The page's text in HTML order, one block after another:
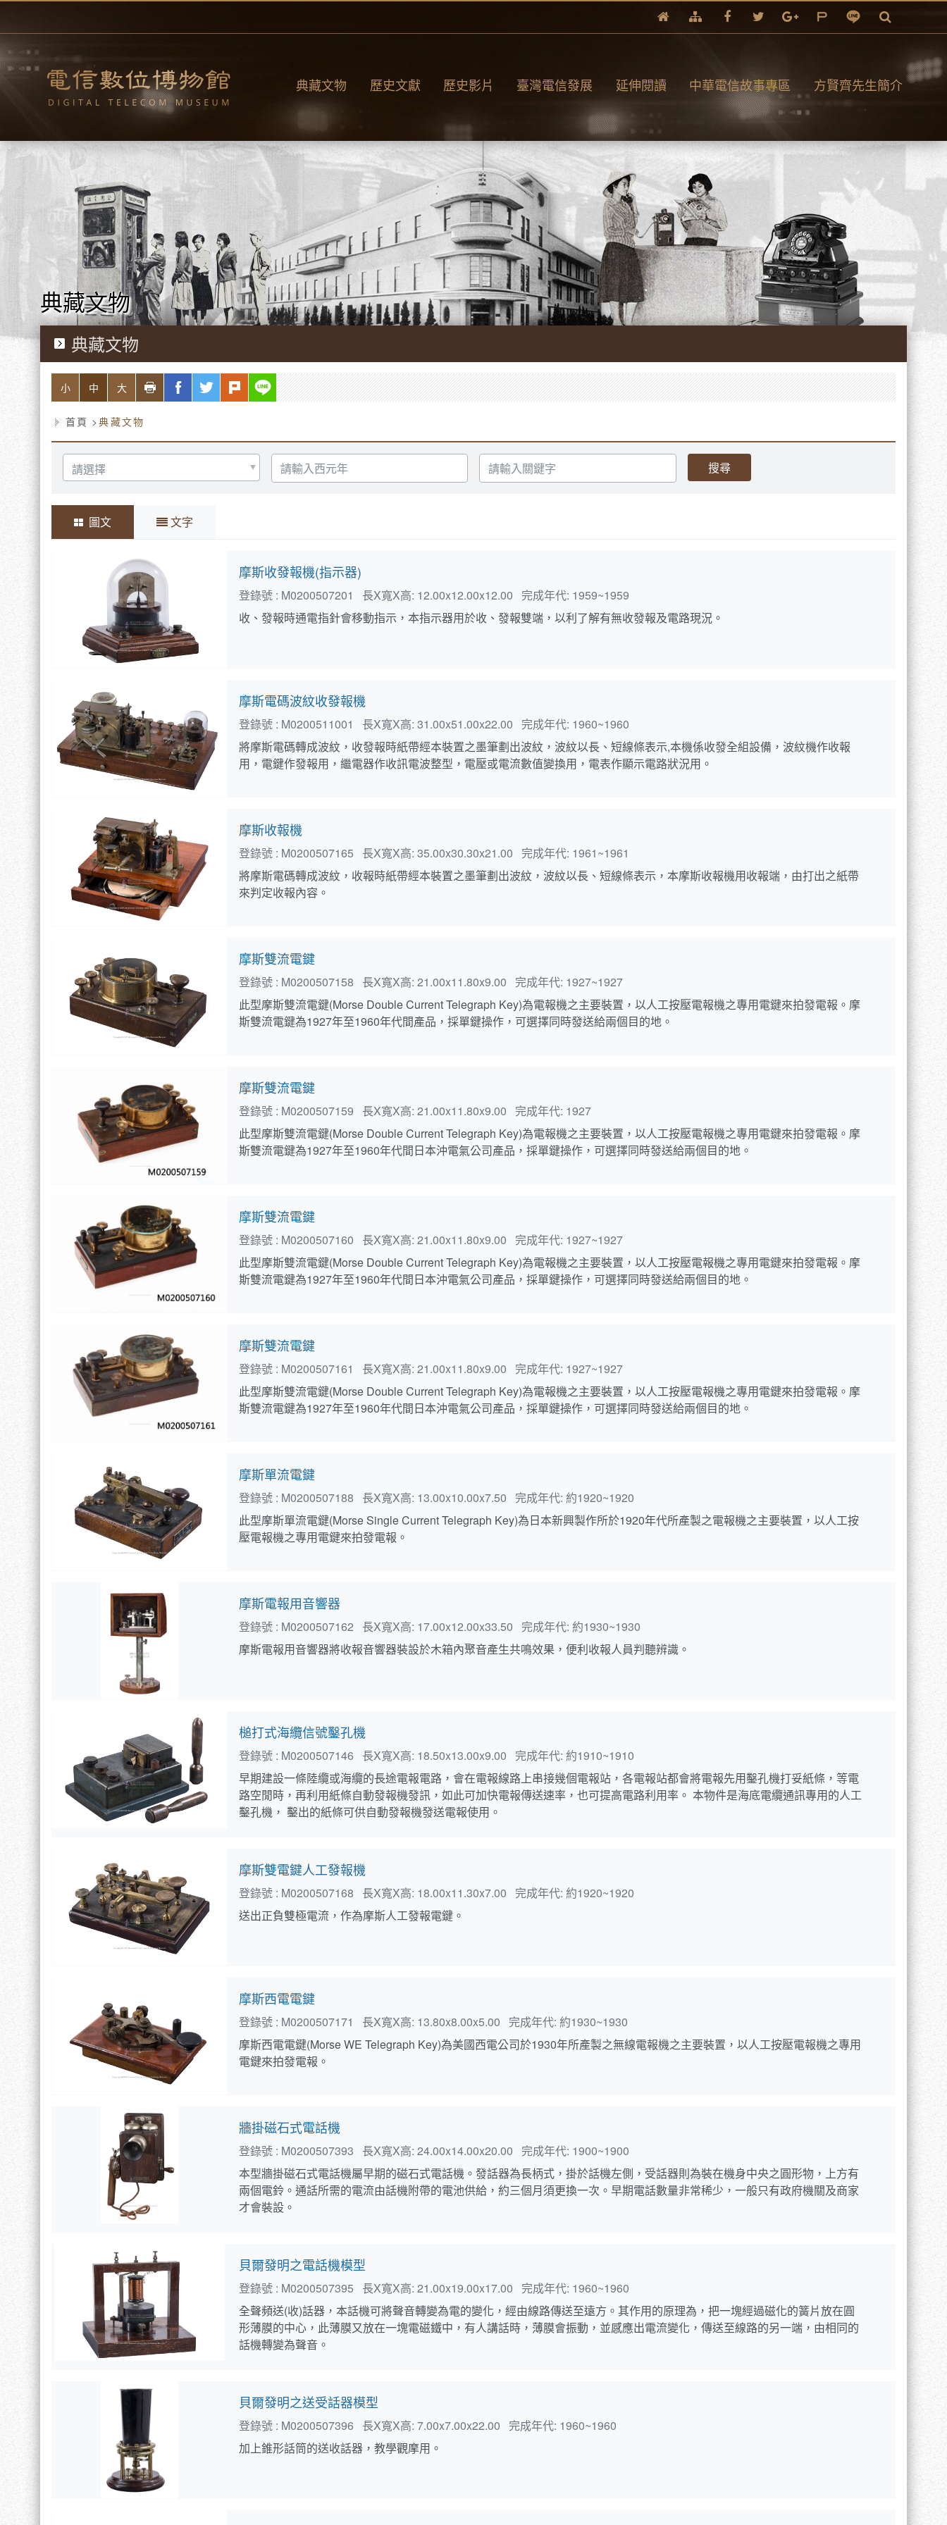
跳
要
內
容
典藏文物 歷史文獻 歷史影片 臺灣電信發展 延伸閱讀 中華電信故事專區 方賢齊先生簡介
典藏文物
典藏文物
略過字型切換，社群分享工具列
小 中 大 列印 facebook
twitter plurk line
首頁 典藏文物
選
擇
分
請
選
擇
請
輸
入
圖文 文字
摩斯收發報機(指示器)
登錄號 : M0200507201 長X寬X高: 12.00x12.00x12.00 完成年代: 1959~1959
收、發報時通電指針會移動指示，本指示器用於收、發報雙端，以利了解有無收發報及電路現況。
摩斯電碼波紋收發報機
登錄號 : M0200511001 長X寬X高: 31.00x51.00x22.00 完成年代: 1960~1960
將摩斯電碼轉成波紋，收發報時紙帶經本裝置之墨筆劃出波紋，波紋以長、短線條表示,本機係收發全組設備，波紋機作收報
用，電鍵作發報用，繼電器作收訊電波整型，電壓或電流數值變換用，電表作顯示電路狀況用。
摩斯收報機
登錄號 : M0200507165 長X寬X高: 35.00x30.30x21.00 完成年代: 1961~1961
將摩斯電碼轉成波紋，收報時紙帶經本裝置之墨筆劃出波紋，波紋以長、短線條表示，本摩斯收報機用收報端，由打出之紙帶
來判定收報內容。
摩斯雙流電鍵
登錄號 : M0200507158 長X寬X高: 21.00x11.80x9.00 完成年代: 1927~1927
此型摩斯雙流電鍵(Morse Double Current Telegraph Key)為電報機之主要裝置，以人工按壓電報機之專用電鍵來拍發電報。摩
斯雙流電鍵為1927年至1960年代間產品，採單鍵操作，可選擇同時發送給兩個目的地。
摩斯雙流電鍵
登錄號 : M0200507159 長X寬X高: 21.00x11.80x9.00 完成年代: 1927
此型摩斯雙流電鍵(Morse Double Current Telegraph Key)為電報機之主要裝置，以人工按壓電報機之專用電鍵來拍發電報。摩
斯雙流電鍵為1927年至1960年代間日本沖電氣公司產品，採單鍵操作，可選擇同時發送給兩個目的地。
摩斯雙流電鍵
登錄號 : M0200507160 長X寬X高: 21.00x11.80x9.00 完成年代: 1927~1927
此型摩斯雙流電鍵(Morse Double Current Telegraph Key)為電報機之主要裝置，以人工按壓電報機之專用電鍵來拍發電報。摩
斯雙流電鍵為1927年至1960年代間日本沖電氣公司產品，採單鍵操作，可選擇同時發送給兩個目的地。
摩斯雙流電鍵
登錄號 : M0200507161 長X寬X高: 21.00x11.80x9.00 完成年代: 1927~1927
此型摩斯雙流電鍵(Morse Double Current Telegraph Key)為電報機之主要裝置，以人工按壓電報機之專用電鍵來拍發電報。摩
斯雙流電鍵為1927年至1960年代間日本沖電氣公司產品，採單鍵操作，可選擇同時發送給兩個目的地。
摩斯單流電鍵
登錄號 : M0200507188 長X寬X高: 13.00x10.00x7.50 完成年代: 約1920~1920
此型摩斯單流電鍵(Morse Single Current Telegraph Key)為日本新興製作所於1920年代所產製之電報機之主要裝置，以人工按
壓電報機之專用電鍵來拍發電報。
摩斯電報用音響器
登錄號 : M0200507162 長X寬X高: 17.00x12.00x33.50 完成年代: 約1930~1930
摩斯電報用音響器將收報音響器裝設於木箱內聚音產生共鳴效果，便利收報人員判聽辨識。
槌打式海纜信號鑿孔機
登錄號 : M0200507146 長X寬X高: 18.50x13.00x9.00 完成年代: 約1910~1910
早期建設一條陸纜或海纜的長途電報電路，會在電報線路上串接幾個電報站，各電報站都會將電報先用鑿孔機打妥紙條，等電
路空閒時，再利用紙條自動發報機發訊，如此可加快電報傳送速率，也可提高電路利用率。 本物件是海底電纜通訊專用的人工
鑿孔機， 鑿出的紙條可供自動發報機發送電報使用。
摩斯雙電鍵人工發報機
登錄號 : M0200507168 長X寬X高: 18.00x11.30x7.00 完成年代: 約1920~1920
送出正負雙極電流，作為摩斯人工發報電鍵。
摩斯西電電鍵
登錄號 : M0200507171 長X寬X高: 13.80x8.00x5.00 完成年代: 約1930~1930
摩斯西電電鍵(Morse WE Telegraph Key)為美國西電公司於1930年所產製之無線電報機之主要裝置，以人工按壓電報機之專用
電鍵來拍發電報。
牆掛磁石式電話機
登錄號 : M0200507393 長X寬X高: 24.00x14.00x20.00 完成年代: 1900~1900
本型牆掛磁石式電話機屬早期的磁石式電話機。發話器為長柄式，掛於話機左側，受話器則為裝在機身中央之圓形物，上方有
兩個電鈴。通話所需的電流由話機附帶的電池供給，約三個月須更換一次。早期電話數量非常稀少，一般只有政府機關及商家
才會裝設。
貝爾發明之電話機模型
登錄號 : M0200507395 長X寬X高: 21.00x19.00x17.00 完成年代: 1960~1960
全聲頻送(收)話器，本話機可將聲音轉變為電的變化，經由線路傳送至遠方。其作用的原理為，把一塊經過磁化的簧片放在圓
形薄膜的中心，此薄膜又放在一塊電磁鐵中，有人講話時，薄膜會振動，並感應出電流變化，傳送至線路的另一端，由相同的
話機轉變為聲音。
貝爾發明之送受話器模型
登錄號 : M0200507396 長X寬X高: 7.00x7.00x22.00 完成年代: 1960~1960
加上錐形話筒的送收話器，教學觀摩用。